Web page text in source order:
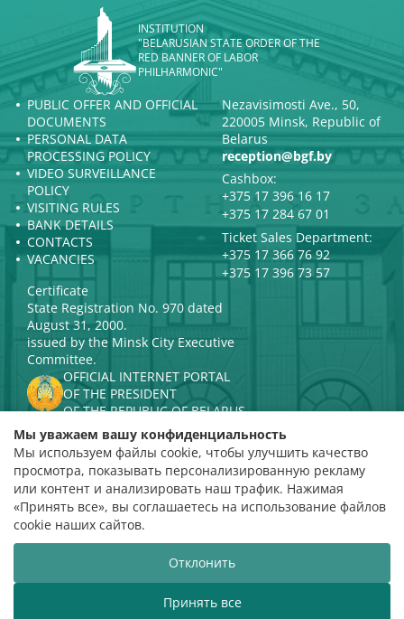
INSTITUTION
"BELARUSIAN STATE ORDER OF THE
RED BANNER OF LABOR
PHILHARMONIC"
PUBLIC OFFER AND OFFICIAL
DOCUMENTS
PERSONAL DATA
PROCESSING POLICY
VIDEO SURVEILLANCE
POLICY
VISITING RULES
BANK DETAILS
CONTACTS
VACANCIES
Nezavisimosti Ave., 50,
220005 Minsk, Republic of
Belarus
reception@bgf.by
Cashbox:
+375 17 396 16 17
+375 17 284 67 01
Ticket Sales Department:
+375 17 366 76 92
+375 17 396 73 57
Certificate
State Registration No. 970 dated
August 31, 2000.
issued by the Minsk City Executive
Committee.
OFFICIAL INTERNET PORTAL
OF THE PRESIDENT
OF THE REPUBLIC OF BELARUS
MINISTRY OF CULTURE OF THE
REPUBLIC OF BELARUS
PORTAL
RATING ASSESSMENT
Rating 4.9
based on 112 reviews
Website developmentВТОП3
Мы уважаем вашу конфиденциальность
Мы используем файлы cookie, чтобы улучшить качество
просмотра, показывать персонализированную рекламу
или контент и анализировать наш трафик. Нажимая
«Принять все», вы соглашаетесь на использование файлов
cookie наших сайтов.
Отклонить
Принять все